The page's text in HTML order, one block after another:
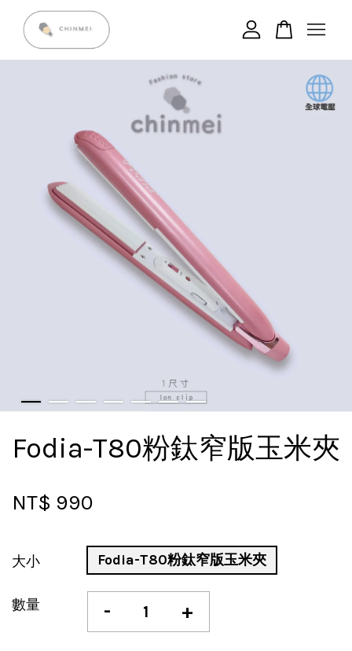
Fodia-T80粉鈦窄版玉米夾
NT$ 990
大小 Fodia-T80粉鈦窄版玉米夾
數量 - +
您的購物車目前還是空的。
繼續購物